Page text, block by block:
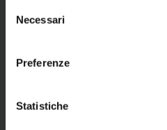
delNecessari
Preferenze
Statistiche